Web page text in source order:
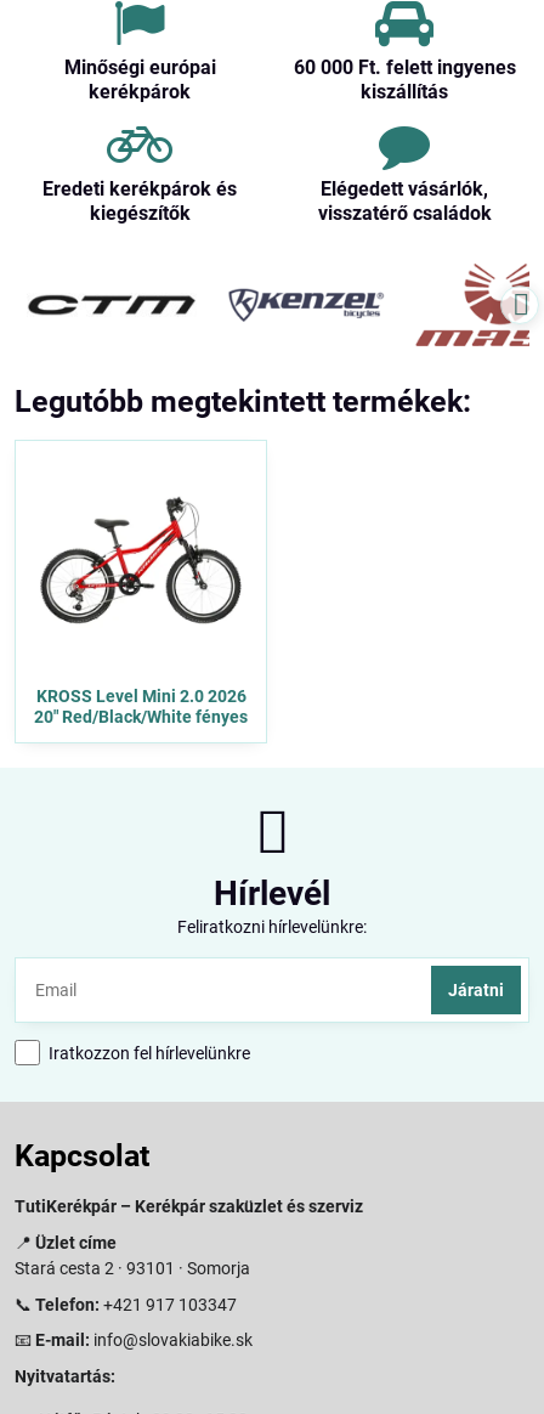
Minőségi európai
kerékpárok
60 000 Ft​. felett ingyenes
kiszállítás
Eredeti kerékpárok és
kiegészítők
Elégedett vásárlók,
visszatérő családok
Legutóbb megtekintett termékek:
KROSS Level Mini 2.0 2026
20" Red/Black/White fényes
Hírlevél
Feliratkozni hírlevelünkre:
Járatni
Iratkozzon fel hírlevelünkre
Kapcsolat
TutiKerékpár – Kerékpár szaküzlet és szerviz
📍 Üzlet címe
Stará cesta 2 · 93101 · Somorja
📞 Telefon: +421 917 103347
📧 E-mail: info@slovakiabike.sk
Nyitvatartás: